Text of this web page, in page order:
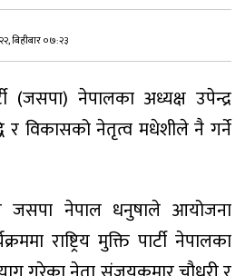
बिहीबार ०७:२३
(जसपा) नेपालका अध्यक्ष उपेन्द्र
विकासको नेतृत्व मधेशीले नै गर्ने
जसपा नेपाल धनुषाले आयोजना
राष्ट्रिय मुक्ति पार्टी नेपालका